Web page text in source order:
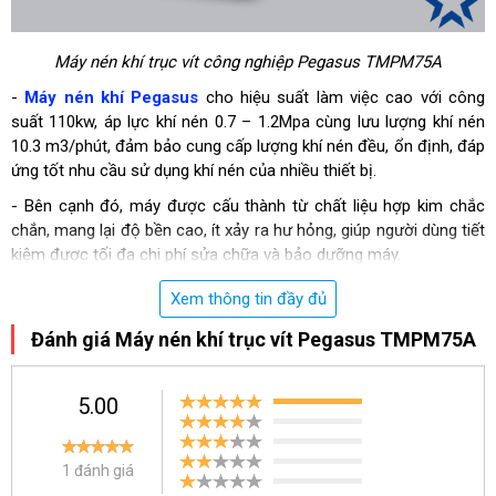
Máy nén khí trục vít công nghiệp Pegasus TMPM75A
- Máy nén khí Pegasus cho hiệu suất làm việc cao với công
suất 110kw, áp lực khí nén 0.7 – 1.2Mpa cùng lưu lượng khí nén
10.3 m3/phút, đảm bảo cung cấp lượng khí nén đều, ổn định, đáp
ứng tốt nhu cầu sử dụng khí nén của nhiều thiết bị.
- Bên cạnh đó, máy được cấu thành từ chất liệu hợp kim chắc
chắn, mang lại độ bền cao, ít xảy ra hư hỏng, giúp người dùng tiết
kiệm được tối đa chi phí sửa chữa và bảo dưỡng máy.
- Pegasus TMPM75Avận hành êm ái, không phát ra tiếng ồn lớn,
thân thiện với môi trường xung quanh
- Giá thành của máy rẻ hơn những sản phẩm khác trên thị trường
Ứng dụng của máy nén khí trục vít
- Sử dụng để cung cấp khí nén trong các ngành công nghiệp
Xem thông tin đầy đủ
Đánh giá Máy nén khí trục vít Pegasus TMPM75A
5.00
1 đánh giá